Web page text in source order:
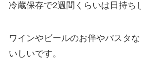
冷蔵保存で2週間くらいは日持ち
ワインやビールのお伴やパスタ
いしいです。